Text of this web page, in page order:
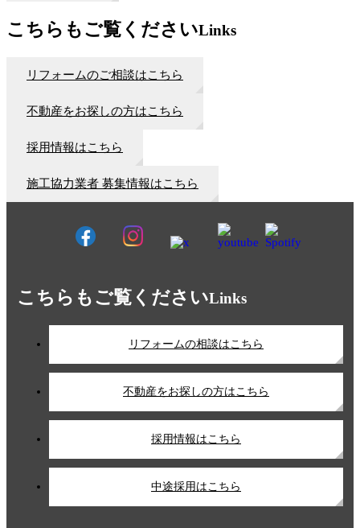
こちらもご覧くださいLinks
リフォームのご相談はこちら
不動産をお探しの方はこちら
採用情報はこちら
施工協力業者 募集情報はこちら
こちらもご覧くださいLinks
リフォームの相談はこちら
不動産をお探しの方はこちら
採用情報はこちら
中途採用はこちら